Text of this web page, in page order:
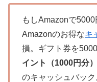
もしAmazonで5000
Amazonのお得なキ
損。ギフト券を
イント（1000円分
のキャッシュバック